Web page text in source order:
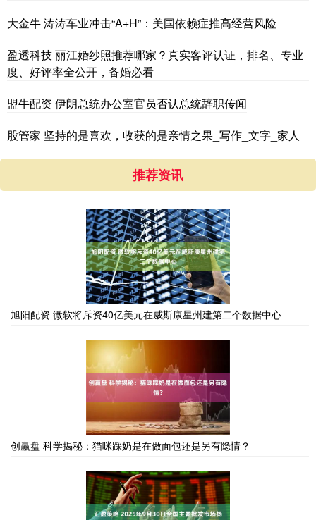
大金牛 涛涛车业冲击“A+H”：美国依赖症推高经营风险
盈透科技 丽江婚纱照推荐哪家？真实客评认证，排名、专业
度、好评率全公开，备婚必看
盟牛配资 伊朗总统办公室官员否认总统辞职传闻
股管家 坚持的是喜欢，收获的是亲情之果_写作_文字_家人
推荐资讯
旭阳配资 微软将斥资40亿美元在威斯康星州建第二个数据中心
创赢盘 科学揭秘：猫咪踩奶是在做面包还是另有隐情？